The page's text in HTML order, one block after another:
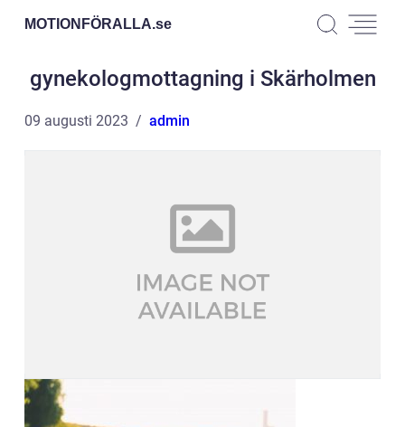
MOTIONFÖRALLA.se
gynekologmottagning i Skärholmen
09 augusti 2023 admin